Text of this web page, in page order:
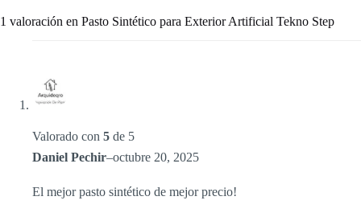
1 valoración en Pasto Sintético para Exterior Artificial Tekno Step
Valorado con 5 de 5
Daniel Pechir–octubre 20, 2025
El mejor pasto sintético de mejor precio!